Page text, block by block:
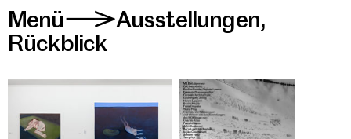
Menü>Ausstellungen,
Rückblick